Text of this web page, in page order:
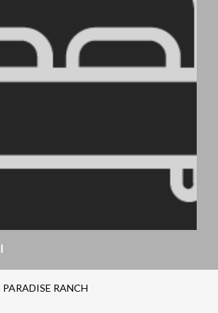
PARADISE RANCH